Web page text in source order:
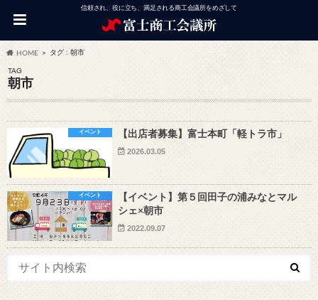
信頼され、役に立ち、満足される商工会議所をめざして
HOME タグ : 朝市
TAG
朝市
イベント 【出店者募集】富士本町「軽トラ市」
2026.03.05
イベント
【イベント】第５回田子の浦みなとマル
シェ×朝市
2022.09.07